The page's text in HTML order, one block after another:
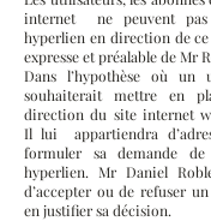
internet ne peuvent
hyperlien en direction de ce
expresse et préalable de Mr
Dans l’hypothèse où un
souhaiterait mettre en
direction du site internet
Il lui appartiendra
formuler sa demande
hyperlien. Mr Daniel
d’accepter ou de refuser
en justifier sa décision.